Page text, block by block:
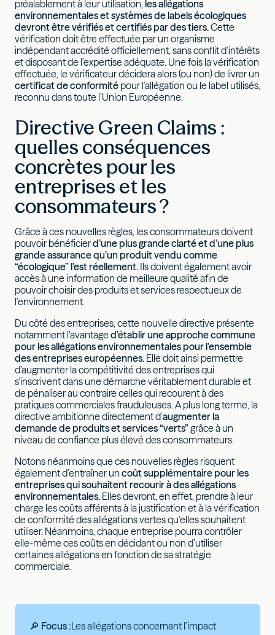
préalablement à leur utilisation, les allégations
environnementales et systèmes de labels écologiques
devront être vérifiés et certifiés par des tiers.Cette
vérification doit être effectuée par un organisme
indépendant accrédité officiellement, sans conflit d’intérêts
et disposant de l’expertise adéquate. Une fois la vérification
effectuée, le vérificateur décidera alors (ou non) de livrer un
certificat de conformité pour l’allégation ou le label utilisés,
reconnu dans toute l’Union Européenne.
Directive Green Claims :
quelles conséquences
concrètes pour les
entreprises et les
consommateurs ?
Grâce à ces nouvelles règles, les consommateurs doivent
pouvoir bénéficierd’une plus grande clarté et d’une plus
grande assurance qu’un produit vendu comme
“écologique” l’est réellement. Ils doivent également avoir
accès à une information de meilleure qualité afin de
pouvoir choisir des produits et services respectueux de
l’environnement.
Du côté des entreprises, cette nouvelle directive présente
notamment l’avantage d’établir une approche commune
pour les allégations environnementales pour l’ensemble
des entreprises européennes. Elle doit ainsi permettre
d’augmenter la compétitivité des entreprises qui
s’inscrivent dans une démarche véritablement durable et
de pénaliser au contraire celles qui recourent à des
pratiques commerciales frauduleuses. A plus long terme, la
directive ambitionne directement d’augmenter la
demande de produits et services “verts”grâce à un
niveau de confiance plus élevé des consommateurs.
Notons néanmoins que ces nouvelles règles risquent
également d’entraîner un coût supplémentaire pour les
entreprises qui souhaitent recourir à des allégations
environnementales. Elles devront, en effet, prendre à leur
charge les coûts afférents à la justification et à la vérification
de conformité des allégations vertes qu’elles souhaitent
utiliser. Néanmoins, chaque entreprise pourra contrôler
elle-même ces coûts en décidant ou non d’utiliser
certaines allégations en fonction de sa stratégie
commerciale.
🔎 Focus :Les allégations concernant l’impact